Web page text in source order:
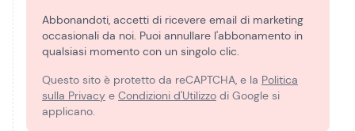
Abbonandoti, accetti di ricevere email di marketing
occasionali da noi. Puoi annullare l'abbonamento in
qualsiasi momento con un singolo clic.
Questo sito è protetto da reCAPTCHA, e la Politica
sulla Privacy e Condizioni d'Utilizzo di Google si
applicano.